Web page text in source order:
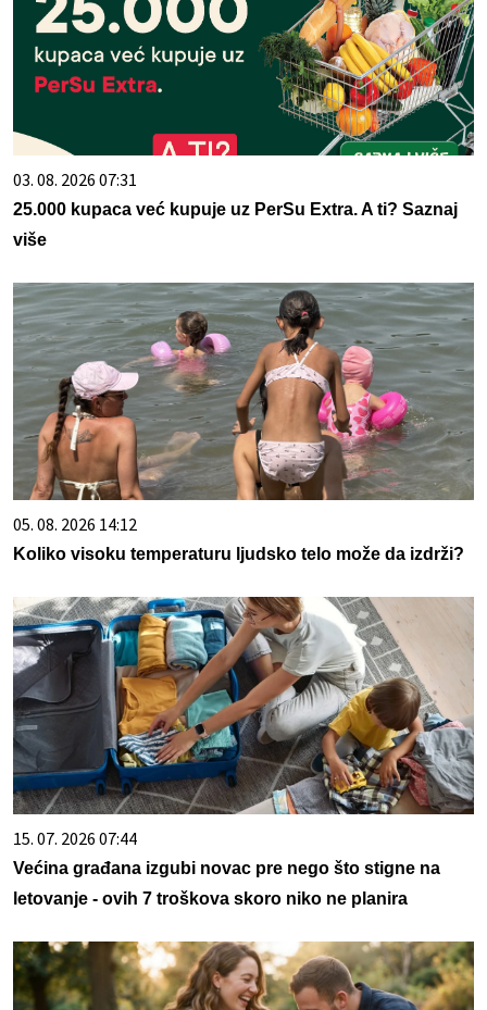
03. 08. 2026 07:31
25.000 kupaca već kupuje uz PerSu Extra. A ti? Saznaj
više
05. 08. 2026 14:12
Koliko visoku temperaturu ljudsko telo može da izdrži?
15. 07. 2026 07:44
Većina građana izgubi novac pre nego što stigne na
letovanje - ovih 7 troškova skoro niko ne planira